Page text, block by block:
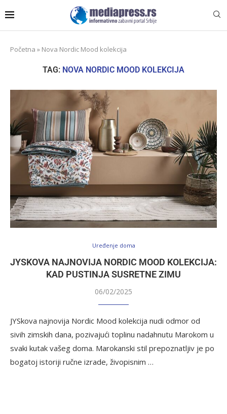
Početna » Nova Nordic Mood kolekcija
TAG: NOVA NORDIC MOOD KOLEKCIJA
Uređenje doma
JYSKOVA NAJNOVIJA NORDIC MOOD KOLEKCIJA:
KAD PUSTINJA SUSRETNE ZIMU
06/02/2025
JYSkova najnovija Nordic Mood kolekcija nudi odmor od
sivih zimskih dana, pozivajući toplinu nadahnutu Marokom u
svaki kutak vašeg doma. Marokanski stil prepoznatljiv je po
bogatoj istoriji ručne izrade, živopisnim …